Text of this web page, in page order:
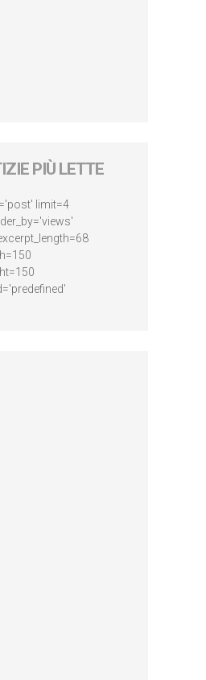
PIÙ LETTE
limit=4